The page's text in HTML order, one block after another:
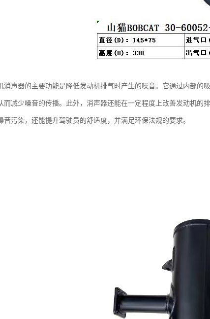
消声器的主要功能是降低发动机排气时产生的噪音。它通过内部的
而减少噪音的传播。此外，消声器还能在一定程度上改善发动机的
音污染，还能提升驾驶员的舒适度，并满足环保法规的要求。